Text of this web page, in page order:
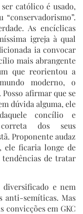
católico é usado,
“conservadorismo”.
As encíclicas
igreja à qual
ia convocar
mais abrangente
que reorientou a
moderno, o
afirmar que se
dúvida alguma, ele
concílio e
dos seus
Proponente audaz
, ele ficaria longe de
de tratar
diversificado e nem
anti-semíticas. Mas
convicções em GKC